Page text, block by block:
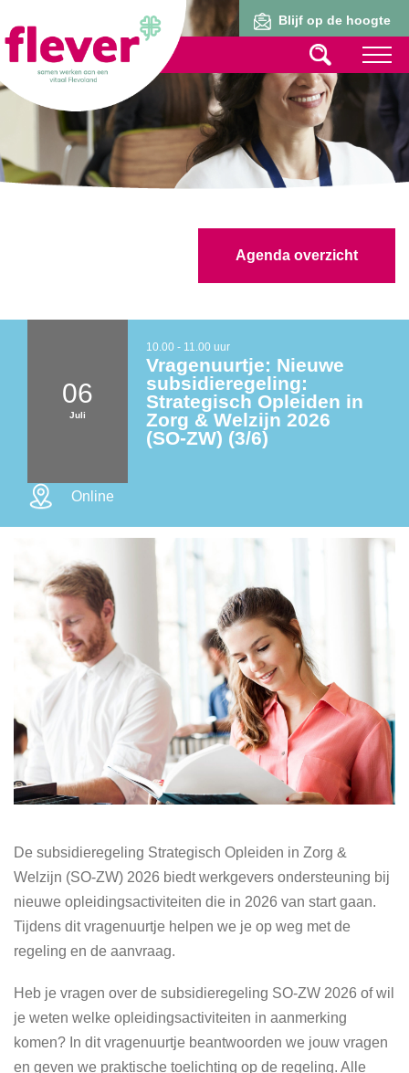
Blijf op de hoogte
Agenda overzicht
06
Juli
10.00 - 11.00 uur
Vragenuurtje: Nieuwe
subsidieregeling:
Strategisch Opleiden in
Zorg & Welzijn 2026
(SO-ZW) (3/6)
Online
De subsidieregeling Strategisch Opleiden in Zorg &
Welzijn (SO‑ZW) 2026 biedt werkgevers ondersteuning bij
nieuwe opleidingsactiviteiten die in 2026 van start gaan.
Tijdens dit vragenuurtje helpen we je op weg met de
regeling en de aanvraag.
Heb je vragen over de subsidieregeling SO‑ZW 2026 of wil
je weten welke opleidingsactiviteiten in aanmerking
komen? In dit vragenuurtje beantwoorden we jouw vragen
en geven we praktische toelichting op de regeling. Alle